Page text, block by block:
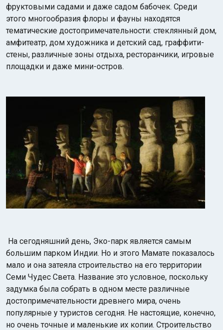
фруктовыми садами и даже садом бабочек. Среди
этого многообразия флоры и фауны находятся
тематические достопримечательности: стеклянный дом,
амфитеатр, дом художника и детский сад, граффити-
стены, различные зоны отдыха, ресторанчики, игровые
площадки и даже мини-остров.
На сегодняшний день, Эко-парк является самым
большим парком Индии. Но и этого Мамате показалось
мало и она затеяла строительство на его территории
Семи Чудес Света. Название это условное, поскольку
задумка была собрать в одном месте различные
достопримечательности древнего мира, очень
популярные у туристов сегодня. Не настоящие, конечно,
но очень точные и маленькие их копии. Строительство